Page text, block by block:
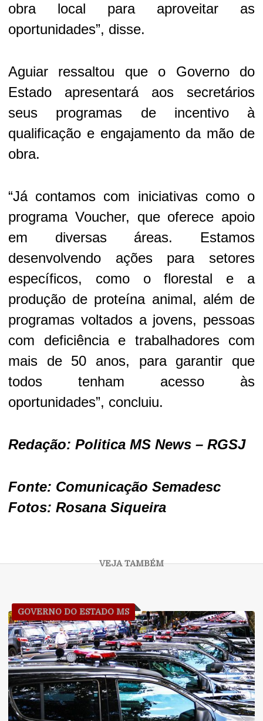
obra local para aproveitar as
oportunidades”, disse.
Aguiar ressaltou que o Governo do
Estado apresentará aos secretários
seus programas de incentivo à
qualificação e engajamento da mão de
obra.
“Já contamos com iniciativas como o
programa Voucher, que oferece apoio
em diversas áreas. Estamos
desenvolvendo ações para setores
específicos, como o florestal e a
produção de proteína animal, além de
programas voltados a jovens, pessoas
com deficiência e trabalhadores com
mais de 50 anos, para garantir que
todos tenham acesso às
oportunidades”, concluiu.
Redação: Politica MS News – RGSJ
Fonte: Comunicação Semadesc
Fotos: Rosana Siqueira
GOVERNO DO ESTADO MS